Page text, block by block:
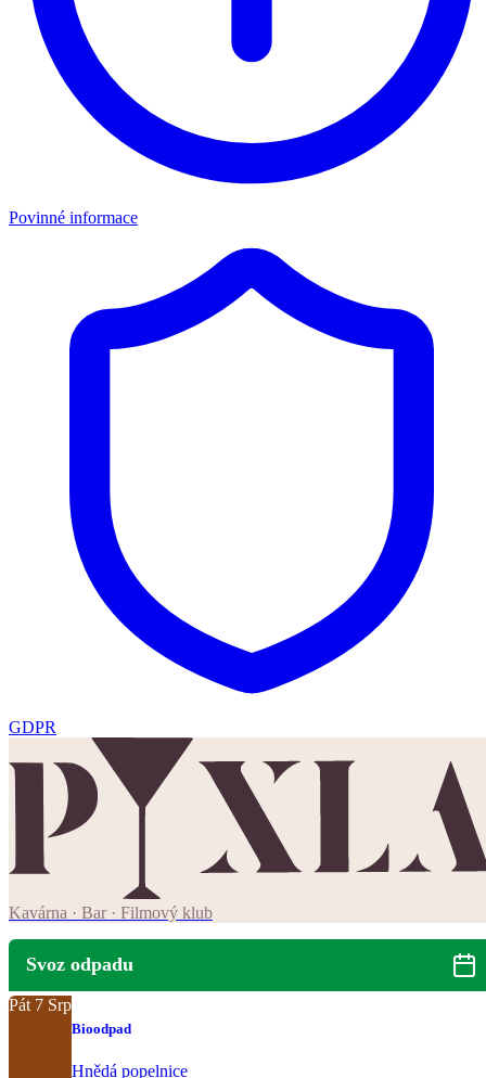
Povinné informace
GDPR
Kavárna · Bar · Filmový klub
Svoz odpadu
Pát 7 Srp
Bioodpad
Hnědá popelnice